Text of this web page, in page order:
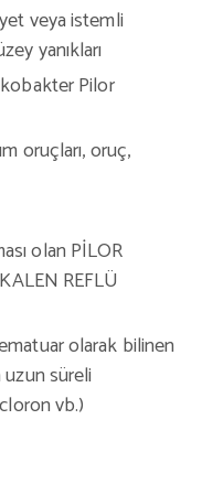
veya istemli
yanıkları
Pilor
oruçları, oruç,
olan PİLOR
REFLÜ
olarak bilinen
süreli
vb.)